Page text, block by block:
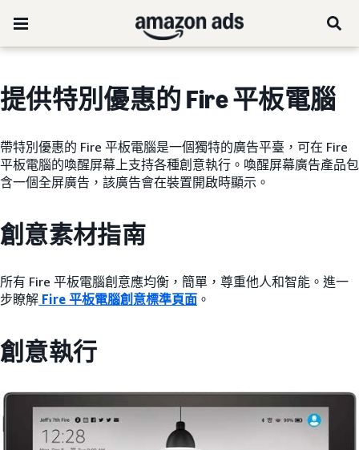
提供特別優惠的 Fire 平板電腦
帶特別優惠的 Fire 平板電腦是一個獨特的廣告平臺，可在 Fire
平板電腦的喚醒屏幕上支持各種創意執行。喚醒屏幕廣告產品包
含一個全屏廣告，該廣告會在裝置開啟時顯示。
創意素材指南
所有 Fire 平板電腦創意應均衡，簡單，尊重他人和智能。進一
步瞭解 Fire 平板電腦創意標準頁面 。
創意執行